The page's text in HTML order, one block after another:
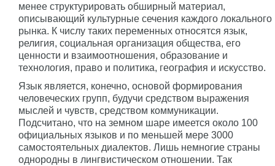
менее структурировать обширный материал,
описывающий культурные сечения каждого локального
рынка. К числу таких переменных относятся язык,
религия, социальная организация общества, его
ценности и взаимоотношения, образование и
технология, право и политика, география и искусство.
Язык является, конечно, основой формирования
человеческих групп, будучи средством выражения
мыслей и чувств, средством коммуникации.
Подсчитано, что на земном шаре имеется около 100
официальных языков и по меньшей мере 3000
самостоятельных диалектов. Лишь немногие страны
однородны в лингвистическом отношении. Так